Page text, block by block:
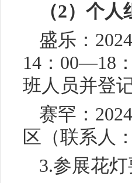
（2）个人
盛乐：
14：00—18
班人员并登记
赛罕：
区（联系人
3.参展花灯